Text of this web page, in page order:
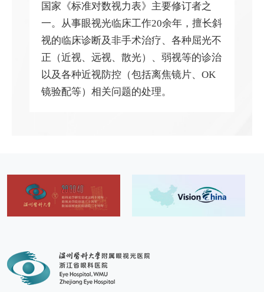
国家《标准对数视力表》主要修订者之
一。从事眼视光临床工作20余年，擅长斜
视的临床诊断及非手术治疗、各种屈光不
正（近视、远视、散光）、弱视等的诊治
以及各种近视防控（包括离焦镜片、OK
镜验配等）相关问题的处理。